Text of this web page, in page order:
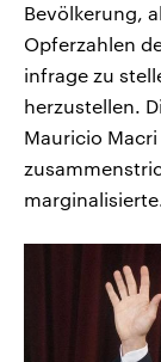
Bevölkerung,
Opferzahlen
infrage zu
herzustellen.
Mauricio